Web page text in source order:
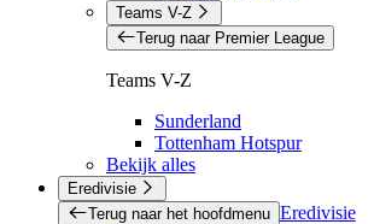
Teams V-Z
Terug naar Premier League
Teams V-Z
Sunderland
Tottenham Hotspur
Bekijk alles
Eredivisie
Terug naar het hoofdmenu Eredivisie